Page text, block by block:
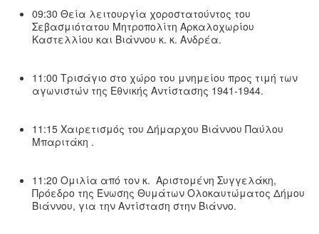
09:30 Θεία λειτουργία χοροστατούντος του
Σεβασμιότατου Μητροπολίτη Αρκαλοχωρίου
Καστελλίου και Βιάννου κ. κ. Ανδρέα.
11:00 Τρισάγιο στο χώρο του μνημείου προς τιμή των
αγωνιστών της Εθνικής Αντίστασης 1941-1944.
11:15 Χαιρετισμός του Δήμαρχου Βιάννου Παύλου
Μπαριτάκη .
11:20 Ομιλία από τον κ. Αριστομένη Συγγελάκη,
Πρόεδρο της Ένωσης Θυμάτων Ολοκαυτώματος Δήμου
Βιάννου, για την Αντίσταση στην Βιάννο.